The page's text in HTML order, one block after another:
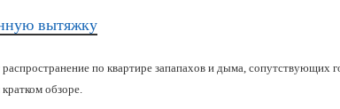
вытяжку
по квартире запапахов и дыма, сопутствующих
обзоре.